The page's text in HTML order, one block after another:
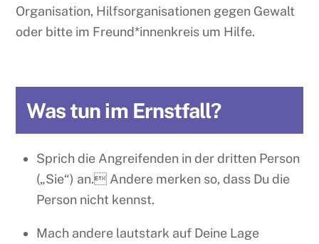
Organisation, Hilfsorganisationen gegen Gewalt
oder bitte im Freund*innenkreis um Hilfe.
Was tun im Ernstfall?
Sprich die Angreifenden in der dritten Person
(„Sie“) an. Andere merken so, dass Du die
Person nicht kennst.
Mach andere lautstark auf Deine Lage